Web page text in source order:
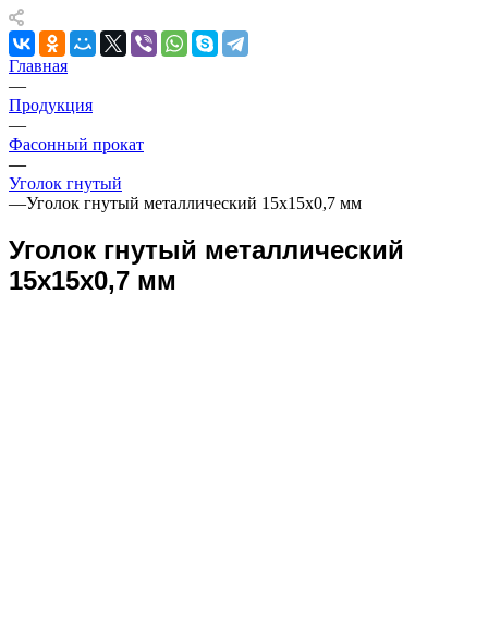
Главная
—
Продукция
—
Фасонный прокат
—
Уголок гнутый
—Уголок гнутый металлический 15х15х0,7 мм
Уголок гнутый металлический
15х15х0,7 мм